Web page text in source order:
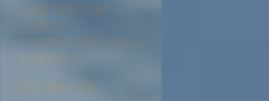
聖哉！聖哉！聖哉！
恩典之洋
任何環境不要懼怕 (以斯拉)
聖靈的江河
1. 聖哉！聖哉！聖哉！